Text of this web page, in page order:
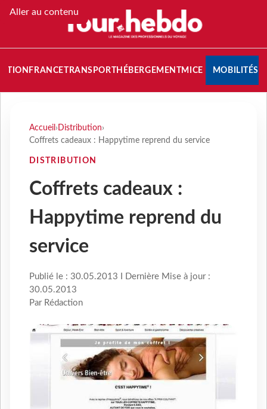
Aller au contenu
FRANCETRANSPORT HÉBERGEMENTMICE MOBILITÉS
Accueil › Distribution›
Coffrets cadeaux : Happytime reprend du service
DISTRIBUTION
Coffrets cadeaux :
Happytime reprend du
service
Publié le : 30.05.2013 I Dernière Mise à jour :
30.05.2013
Par Rédaction